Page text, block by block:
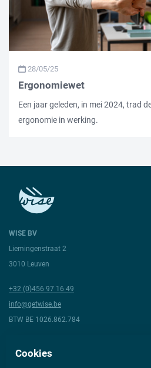
28/05/25
Ergonomiewet
Een jaar geleden, in mei 2024, trad
ergonomie in werking.
WISE BV
Liemingenstraat 2
3010 Leuven
+32 (0)456 97 16 49
info@getwise.be
BTW BE 1026.862.784
Cookies